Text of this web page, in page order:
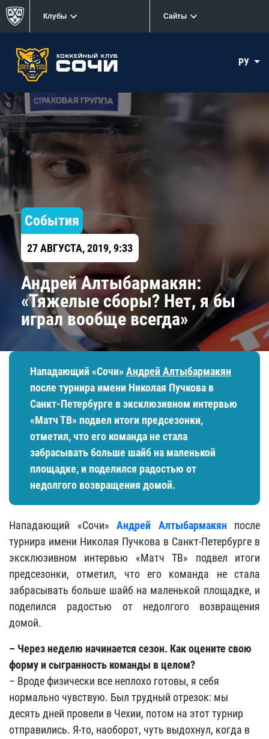
Клубы Сайты
РУ
События
27 АВГУСТА, 2019, 9:33
Андрей Алтыбармакян:
«Тяжелые сборы? Нет, я бы
играл вообще всегда»
Нападающий «Сочи»Андрей Алтыбармакян
после турнира имени Николая Пучкова в
Санкт-Петербурге в эксклюзивном интервью
«Матч ТВ» подвел итоги предсезонки,
отметил, что его команда не стала
забрасывать больше шайб на маленькой
площадке, и поделился радостью от
недолгого возвращения домой.
Нападающий «Сочи» Андрей Алтыбармакян после
турнира имени Николая Пучкова в Санкт-Петербурге в
эксклюзивном интервью «Матч ТВ» подвел итоги
предсезонки, отметил, что его команда не стала
забрасывать больше шайб на маленькой площадке, и
поделился радостью от недолгого возвращения
домой.
– Через неделю начинается сезон. Как оцените свою
форму и сыгранность команды в целом?
– Вроде физически все неплохо готовы, я себя
нормально чувствую. Был трудный отрезок: мы
десять дней провели в Чехии, потом на этот турнир
отправились. Я-то, наоборот, чуть выдохнул, когда в